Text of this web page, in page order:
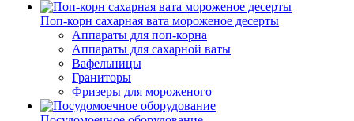
Поп-корн сахарная вата мороженое десерты
Аппараты для поп-корна
Аппараты для сахарной ваты
Вафельницы
Граниторы
Фризеры для мороженого